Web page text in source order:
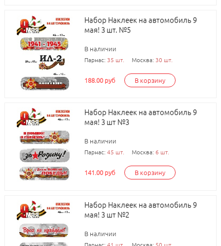
Набор Наклеек на автомобиль 9
мая! 3 шт. №5
В наличии
Парнас: 35 шт. Москва: 30 шт.
188.00 руб В корзину
Набор Наклеек на автомобиль 9
мая! 3 шт №3
В наличии
Парнас: 45 шт. Москва: 6 шт.
141.00 руб В корзину
Набор Наклеек на автомобиль 9
мая! 3 шт №2
В наличии